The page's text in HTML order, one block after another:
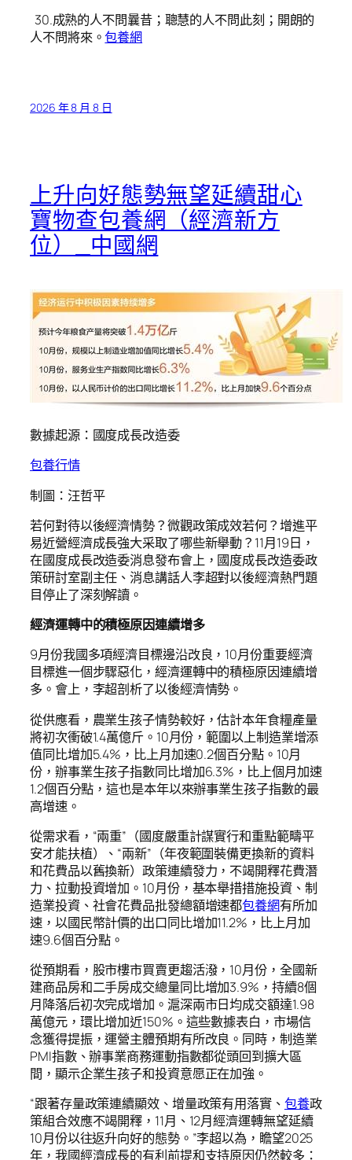
30.成熟的人不問曩昔；聰慧的人不問此刻；開朗的
人不問將來。包養網
2026 年 8 月 8 日
上升向好態勢無望延續甜心
寶物查包養網（經濟新方
位）_中國網
數據起源：國度成長改造委
包養行情
制圖：汪哲平
若何對待以後經濟情勢？微觀政策成效若何？增進平
易近營經濟成長強大采取了哪些新舉動？11月19日，
在國度成長改造委消息發布會上，國度成長改造委政
策研討室副主任、消息講話人李超對以後經濟熱門題
目停止了深刻解讀。
經濟運轉中的積極原因連續增多
9月份我國多項經濟目標邊沿改良，10月份重要經濟
目標進一個步驟惡化，經濟運轉中的積極原因連續增
多。會上，李超剖析了以後經濟情勢。
從供應看，農業生孩子情勢較好，估計本年食糧產量
將初次衝破1.4萬億斤。10月份，範圍以上制造業增添
值同比增加5.4%，比上月加速0.2個百分點。10月
份，辦事業生孩子指數同比增加6.3%，比上個月加速
1.2個百分點，這也是本年以來辦事業生孩子指數的最
高增速。
從需求看，“兩重”（國度嚴重計謀實行和重點範疇平
安才能扶植）、“兩新”（年夜範圍裝備更換新的資料
和花費品以舊換新）政策連續發力，不竭開釋花費潛
力、拉動投資增加。10月份，基本舉措措施投資、制
造業投資、社會花費品批發總額增速都包養網有所加
速，以國民幣計價的出口同比增加11.2%，比上月加
速9.6個百分點。
從預期看，股市樓市買賣更趨活潑，10月份，全國新
建商品房和二手房成交總量同比增加3.9%，持續8個
月降落后初次完成增加。滬深兩市日均成交額達1.98
萬億元，環比增加近150%。這些數據表白，市場信
念獲得提振，運營主體預期有所改良。同時，制造業
PMI指數、辦事業商務運動指數都從頭回到擴大區
間，顯示企業生孩子和投資意愿正在加強。
“跟著存量政策連續顯效、增量政策有用落實、 包養政
策組合效應不竭開釋，11月、12月經濟運轉無望延續
10月份以往返升向好的態勢。”李超以為，瞻望2025
年，我國經濟成長的有利前提和支持原因仍然較多：